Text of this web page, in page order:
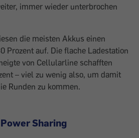
immer wieder unterbrochen
die meisten Akkus einen
Prozent auf. Die flache Ladestation
von Cellularline schafften
– viel zu wenig also, um damit
Runden zu kommen.
Sharing